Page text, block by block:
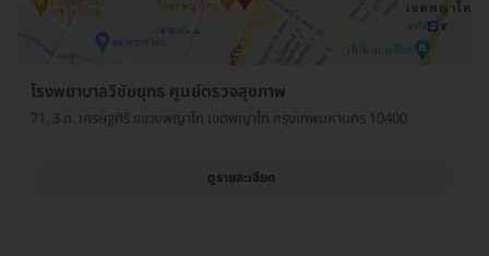
โรงพยาบาลวิชัยยุทธ ศูนย์ตรวจสุขภาพ
71, 3 ถ. เศรษฐศิริ แขวงพญาไท เขตพญาไท กรุงเทพมหานคร 10400
ดูรายละเอียด